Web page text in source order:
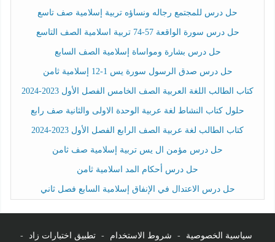
حل درس للمجتمع رجاله ونساؤه تربية إسلامية صف تاسع
حل درس سورة الواقعة 57-74 تربية اسلامية الصف التاسع
حل درس بشارة ومواساة إسلامية الصف السابع
حل درس صدق الرسول سورة يس 1-12 إسلامية ثامن
كتاب الطالب اللغة العربية الصف الخامس الفصل الأول 2023-2024
حلول كتاب النشاط لغة عربية الوحدة الاولى والثانية صف رابع
كتاب الطالب لغة عربية الصف الرابع الفصل الأول 2023-2024
حل درس مؤمن ال يس تربية إسلامية صف ثامن
حل درس أحكام المد اسلامية ثامن
حل درس الاعتدال في الإنفاق إسلامية السابع فصل ثاني
سياسية الخصوصية - شروط الاستخدام - تطبيق اختبارات زاد -